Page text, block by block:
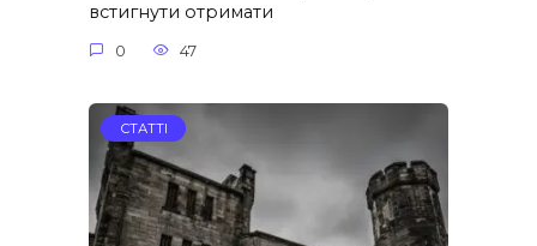
встигнути отримати
0 47
СТАТТІ